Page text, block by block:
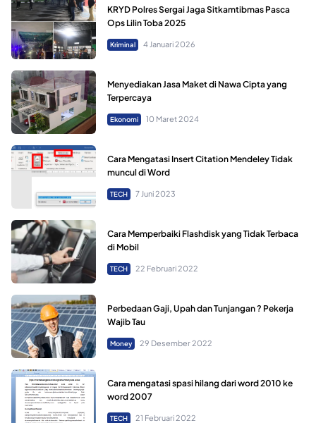
KRYD Polres Sergai Jaga Sitkamtibmas Pasca
Ops Lilin Toba 2025
Kriminal 4 Januari 2026
Menyediakan Jasa Maket di Nawa Cipta yang
Terpercaya
Ekonomi 10 Maret 2024
Cara Mengatasi Insert Citation Mendeley Tidak
muncul di Word
TECH 7 Juni 2023
Cara Memperbaiki Flashdisk yang Tidak Terbaca
di Mobil
TECH 22 Februari 2022
Perbedaan Gaji, Upah dan Tunjangan ? Pekerja
Wajib Tau
Money 29 Desember 2022
Cara mengatasi spasi hilang dari word 2010 ke
word 2007
TECH 21 Februari 2022